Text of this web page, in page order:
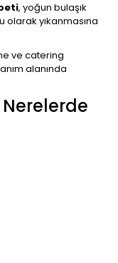
, yoğun bulaşık
yıkanmasına
ve catering
alanında